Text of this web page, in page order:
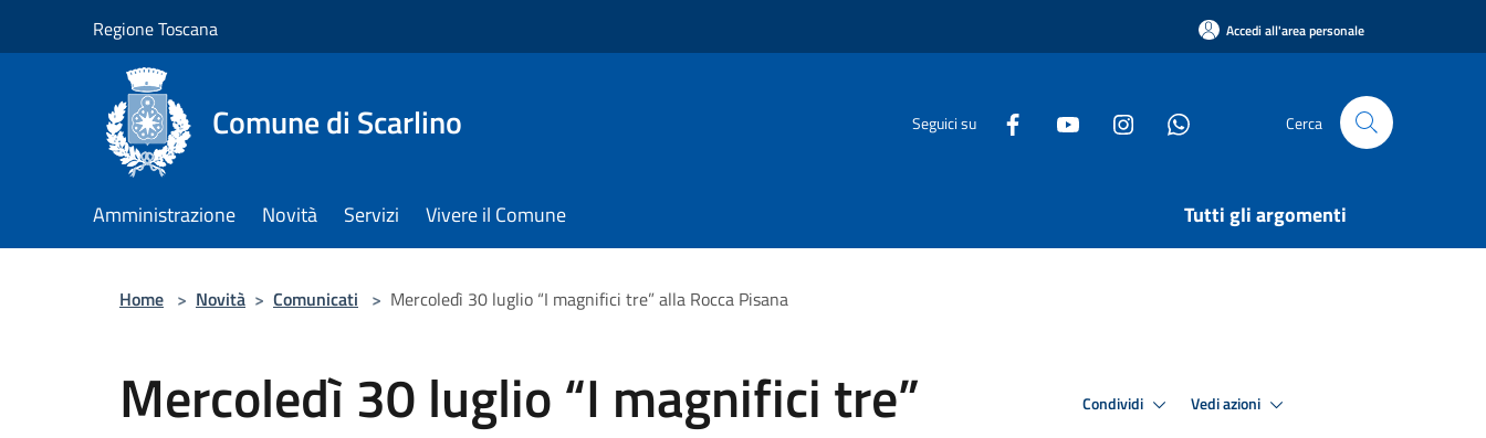
Regione Toscana Accedi all'area personale
Comune di Scarlino Seguici su Cerca
Amministrazione Novità Servizi Vivere il Comune Tutti gli argomenti
Home > Novità > Comunicati > Mercoledì 30 luglio “I magnifici tre” alla Rocca Pisana
Mercoledì 30 luglio “I magnifici tre” Condividi Vedi azioni